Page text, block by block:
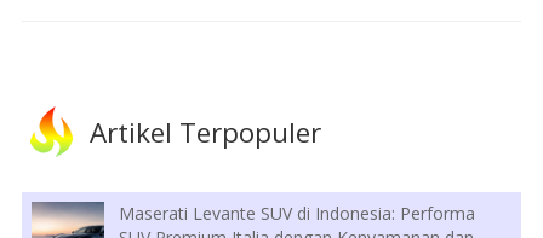
Artikel Terpopuler
Maserati Levante SUV di Indonesia: Performa